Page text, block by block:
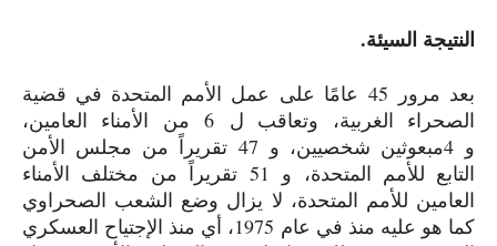
النتيجة السيئة.
بعد مرور 45 عامًا على عمل الأمم المتحدة في قضية
الصحراء الغربية، وتعاقب ل 6من الأمناء العامين،
و 4مبعوثين شخصيين، و 47 تقريراً من مجلس الأمن
التابع للأمم المتحدة، و 51 تقريراً من مختلف الأمناء
العامين للأمم المتحدة، لا يزال وضع الشعب الصحراوي
كما هو عليه منذ في عام 1975، أي منذ الإجتياح العسكري